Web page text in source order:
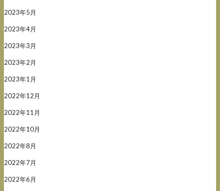
2023年5月
2023年4月
2023年3月
2023年2月
2023年1月
2022年12月
2022年11月
2022年10月
2022年8月
2022年7月
2022年6月